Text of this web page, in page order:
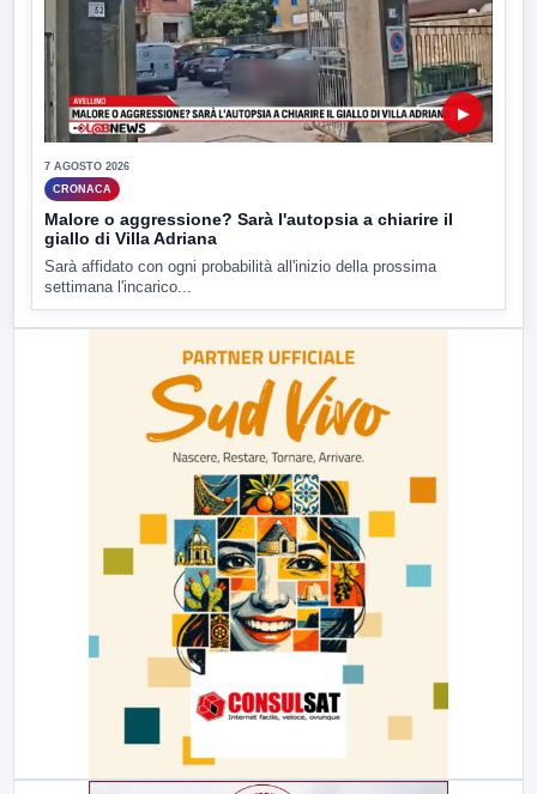
▶
7 AGOSTO 2026
CRONACA
Malore o aggressione? Sarà l'autopsia a chiarire il
giallo di Villa Adriana
Sarà affidato con ogni probabilità all'inizio della prossima
settimana l'incarico...